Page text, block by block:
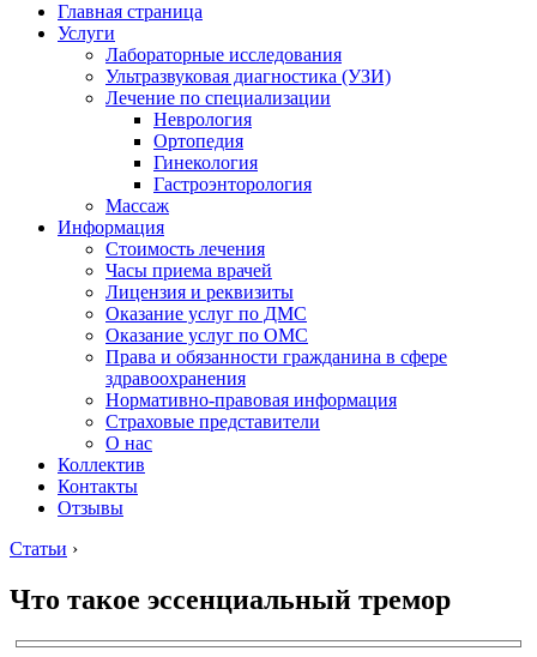
Главная страница
Услуги
Лабораторные исследования
Ультразвуковая диагностика (УЗИ)
Лечение по специализации
Неврология
Ортопедия
Гинекология
Гастроэнторология
Массаж
Информация
Стоимость лечения
Часы приема врачей
Лицензия и реквизиты
Оказание услуг по ДМС
Оказание услуг по ОМС
Права и обязанности гражданина в сфере
здравоохранения
Нормативно-правовая информация
Страховые представители
О нас
Коллектив
Контакты
Отзывы
Статьи ›
Что такое эссенциальный тремор